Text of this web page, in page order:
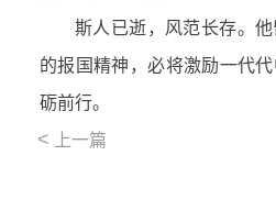
斯人已逝，风范长存。
的报国精神，必将激励一代
砺前行。
< 上一篇